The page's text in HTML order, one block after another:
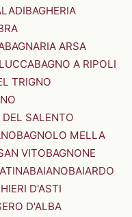
BAGHERIA
BAGNARIA ARSA
BAGNO A RIPOLI
TRIGNO
SALENTO
BAGNOLO MELLA
VITOBAGNONE
BAIANOBAIARDO
D'ASTI
D'ALBA